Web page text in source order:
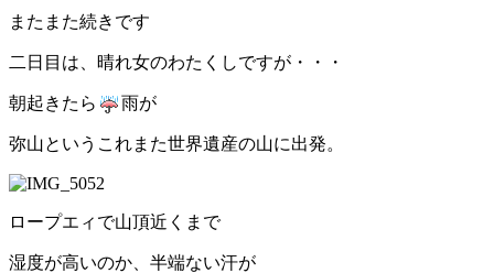
またまた続きです
二日目は、晴れ女のわたくしですが・・・
朝起きたら 雨が
弥山というこれまた世界遺産の山に出発。
ロープエィで山頂近くまで
湿度が高いのか、半端ない汗が